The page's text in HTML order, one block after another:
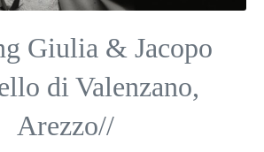
Giulia & Jacopo
di Valenzano,
Arezzo//